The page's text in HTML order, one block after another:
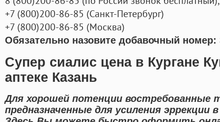
+7 (800)200-86-85 (Санкт-Петербург)
+7 (800)200-86-85 (Москва)
Обязательно назовите добавочный номер:
Супер сиалис цена в Кургане
аптеке Казань
Для хорошей потенции востребованные
предназначенные для усиления эррекции